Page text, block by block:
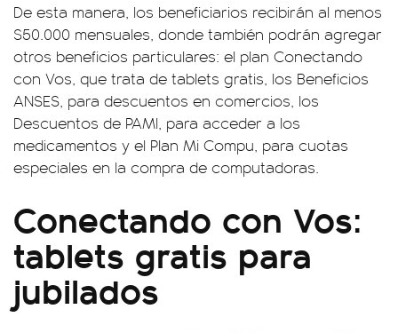
De esta manera, los beneficiarios recibirán al menos
$50.000 mensuales, donde también podrán agregar
otros beneficios particulares: el plan Conectando
con Vos, que trata de tablets gratis, los Beneficios
ANSES, para descuentos en comercios, los
Descuentos de PAMI, para acceder a los
medicamentos y el Plan Mi Compu, para cuotas
especiales en la compra de computadoras.
Conectando con Vos:
tablets gratis para
jubilados